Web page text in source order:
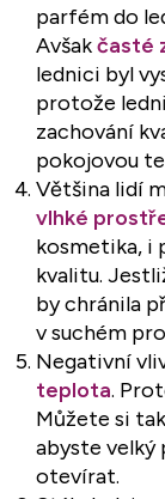
parfém do
Avšakčasté
lednici byl
protože
zachování
pokojovou
Většina lidí
vlhké
kosmetika, i
kvalitu.
by chránila
v suchém
Negativní
teplota.
Můžete si
abyste velký
otevírat.